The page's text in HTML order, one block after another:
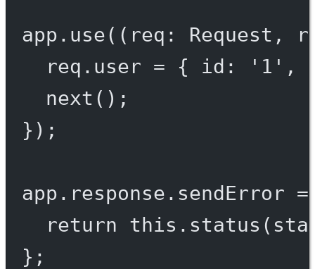
app. use(( req : Request ,
req.user = { id: '1' ,
next ();
});
app.response. sendError =
return
this . status
};